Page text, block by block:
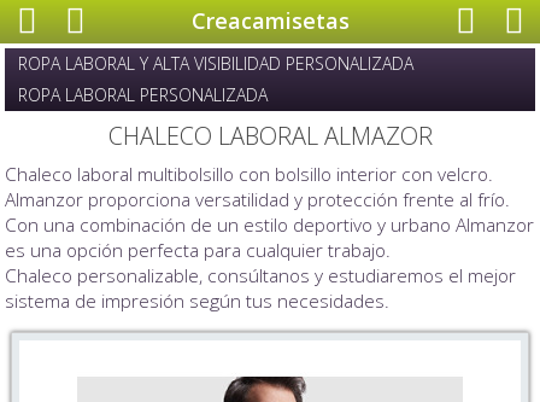
Creacamisetas
ROPA LABORAL Y ALTA VISIBILIDAD PERSONALIZADA
ROPA LABORAL PERSONALIZADA
CHALECO LABORAL ALMAZOR
Chaleco laboral multibolsillo con bolsillo interior con velcro.
Almanzor proporciona versatilidad y protección frente al frío.
Con una combinación de un estilo deportivo y urbano Almanzor
es una opción perfecta para cualquier trabajo.
Chaleco personalizable, consúltanos y estudiaremos el mejor
sistema de impresión según tus necesidades.